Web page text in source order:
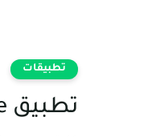
تطبيقات